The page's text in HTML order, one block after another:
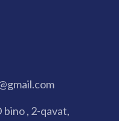
bino , 2-qavat,